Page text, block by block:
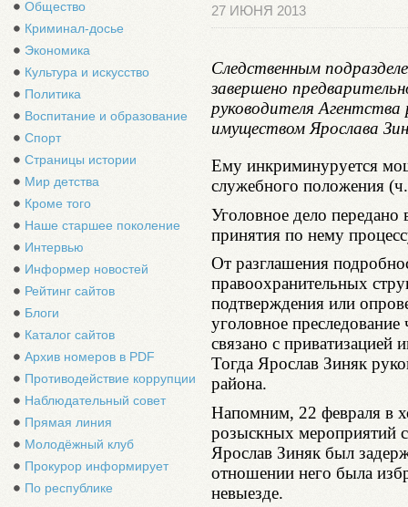
Общество
Криминал-досье
Экономика
Культура и искусство
Политика
Воспитание и образование
Спорт
Страницы истории
Мир детства
Кроме того
Наше старшее поколение
Интервью
Информер новостей
Рейтинг сайтов
Блоги
Каталог сайтов
Архив номеров в PDF
Противодействие коррупции
Наблюдательный совет
Прямая линия
Молодёжный клуб
Прокурор информирует
По республике
27 ИЮНЯ 2013
Следственным
завершено
руководителя Агентства
имуществом Ярослава
Ему инкриминуруется
служебного положения
Уголовное дело передано
принятия по нему
От разглашения
правоохранительных
подтверждения или
уголовное
связано с
Тогда Ярослав Зиняк
района.
Напомним, 22 февраля в
розыскных мероприятий
Ярослав Зиняк был
отношении него была
невыезде.